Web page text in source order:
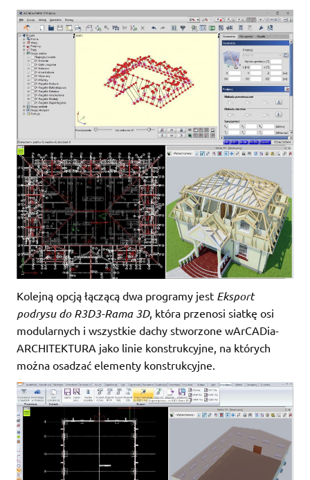
Kolejną opcją łączącą dwa programy jest Eksport
podrysu do R3D3-Rama 3D, która przenosi siatkę osi
modularnych i wszystkie dachy stworzone wArCADia-
ARCHITEKTURA jako linie konstrukcyjne, na których
można osadzać elementy konstrukcyjne.